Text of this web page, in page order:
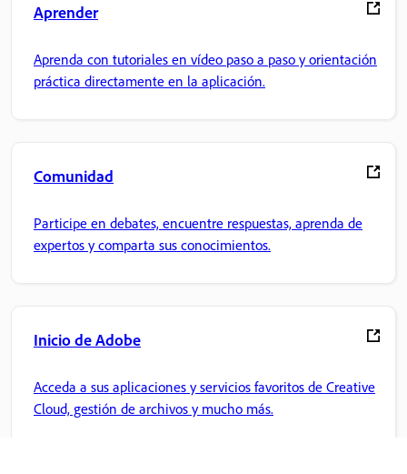
Aprender
Aprenda con tutoriales en vídeo paso a paso y orientación
práctica directamente en la aplicación.
Comunidad
Participe en debates, encuentre respuestas, aprenda de
expertos y comparta sus conocimientos.
Inicio de Adobe
Acceda a sus aplicaciones y servicios favoritos de Creative
Cloud, gestión de archivos y mucho más.